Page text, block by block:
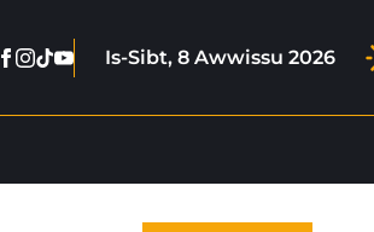
Facebook
Instagram
Tiktok
YoutubeIs-Sibt, 8 Awwissu 2026